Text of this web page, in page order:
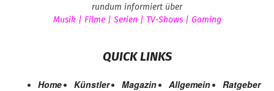
rundum informiert über
Musik | Filme | Serien | TV-Shows | Gaming
QUICK LINKS
Home Künstler Magazin Allgemein Ratgeber